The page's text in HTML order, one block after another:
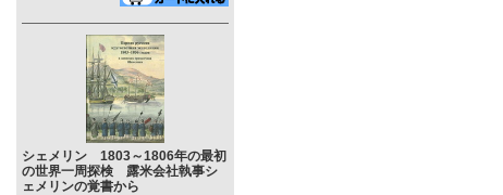
シェメリン 1803～1806年の最初
の世界一周探検 露米会社執事シ
ェメリンの覚書から